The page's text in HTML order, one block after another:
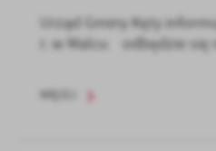
Urząd Gminy Kęty
r. w Malcu odbędzie się